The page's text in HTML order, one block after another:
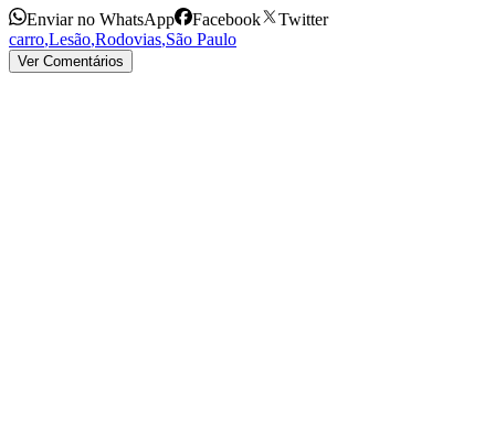
Enviar no WhatsApp Facebook
Twitter
carro,Lesão,Rodovias,São Paulo
Ver Comentários